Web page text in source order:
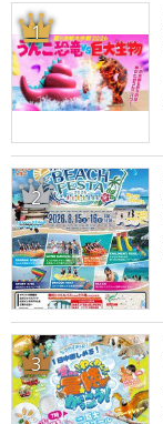
1
2
3